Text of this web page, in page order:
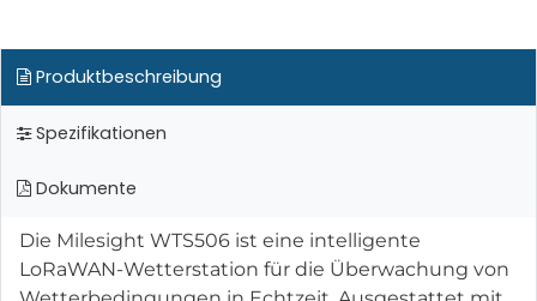
Produktbeschreibung
Spezifikationen
Dokumente
Die Milesight WTS506 ist eine intelligente
LoRaWAN-Wetterstation für die Überwachung von